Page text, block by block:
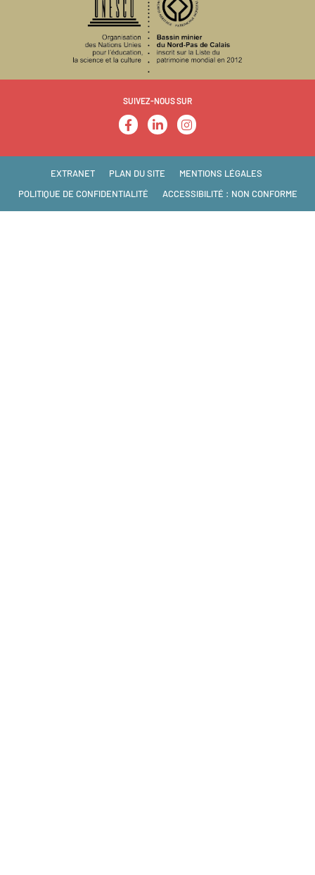
SUIVEZ-NOUS SUR
EXTRANET PLAN DU SITE
MENTIONS LÉGALES
POLITIQUE DE CONFIDENTIALITÉ
ACCESSIBILITÉ : NON CONFORME